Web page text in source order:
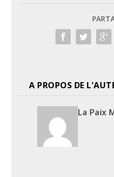
A PROPOS DE
La Paix